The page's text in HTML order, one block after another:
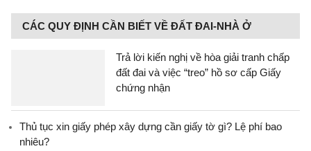
CÁC QUY ĐỊNH CẦN BIẾT VỀ ĐẤT ĐAI-NHÀ Ở
Trả lời kiến nghị về hòa giải tranh chấp
đất đai và việc “treo” hồ sơ cấp Giấy
chứng nhận
Thủ tục xin giấy phép xây dựng cần giấy tờ gì? Lệ phí bao
nhiêu?